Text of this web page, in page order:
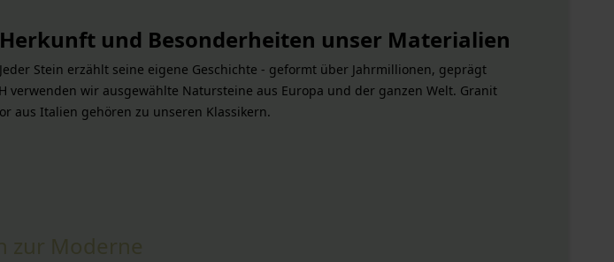
Herkunft und Besonderheiten unser Materialien
Jeder Stein erzählt seine eigene Geschichte - geformt über Jahrmillionen, geprägt
verwenden wir ausgewählte Natursteine aus Europa und der ganzen Welt. Granit
aus Italien gehören zu unseren Klassikern.
zur Moderne